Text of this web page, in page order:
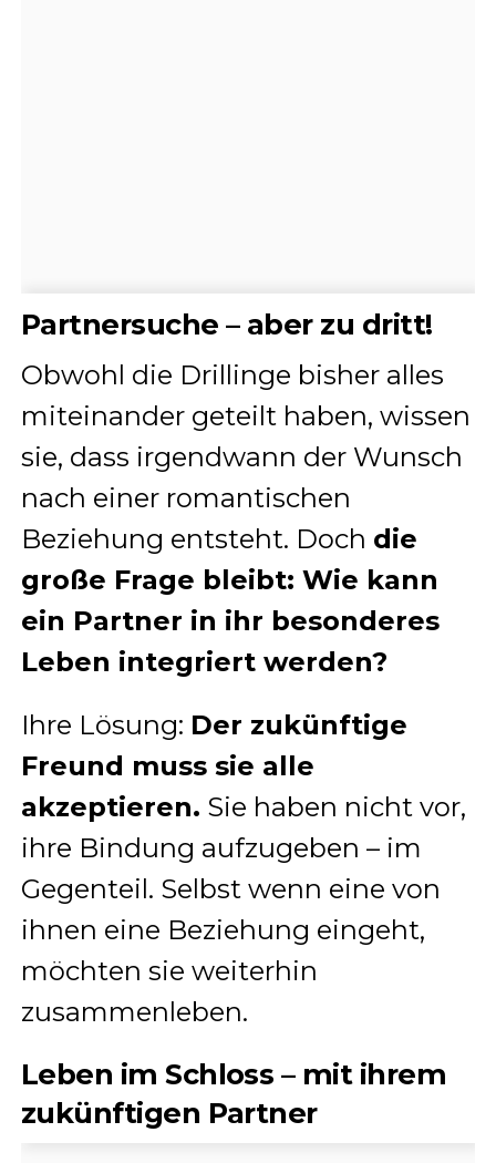
Partnersuche – aber zu dritt!
Obwohl die Drillinge bisher alles
miteinander geteilt haben, wissen
sie, dass irgendwann der Wunsch
nach einer romantischen
Beziehung entsteht. Doch die
große Frage bleibt: Wie kann
ein Partner in ihr besonderes
Leben integriert werden?
Ihre Lösung: Der zukünftige
Freund muss sie alle
akzeptieren. Sie haben nicht vor,
ihre Bindung aufzugeben – im
Gegenteil. Selbst wenn eine von
ihnen eine Beziehung eingeht,
möchten sie weiterhin
zusammenleben.
Leben im Schloss – mit ihrem
zukünftigen Partner